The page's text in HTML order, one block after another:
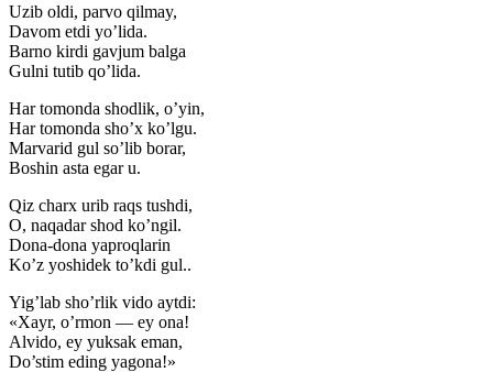
Uzib oldi, parvo qilmay,
Davom etdi yo’lida.
Barno kirdi gavjum balga
Gulni tutib qo’lida.
Har tomonda shodlik, o’yin,
Har tomonda sho’x ko’lgu.
Marvarid gul so’lib borar,
Boshin asta egar u.
Qiz charx urib raqs tushdi,
O, naqadar shod ko’ngil.
Dona-dona yaproqlarin
Ko’z yoshidek to’kdi gul..
Yig’lab sho’rlik vido aytdi:
«Xayr, o’rmon — ey ona!
Alvido, ey yuksak eman,
Do’stim eding yagona!»